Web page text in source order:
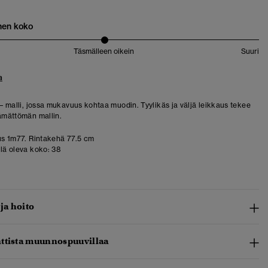
koko
Täsmälleen oikein Suuri
malli, jossa mukavuus kohtaa muodin. Tyylikäs ja väljä leikkaus tekee
mallin.
1m77. Rintakehä 77.5 cm
oleva koko: 38
hoito
muunnospuuvillaa